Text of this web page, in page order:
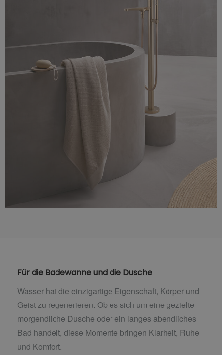
Für die Badewanne und die Dusche
Wasser hat die einzigartige Eigenschaft, Körper und
Geist zu regenerieren. Ob es sich um eine gezielte
morgendliche Dusche oder ein langes abendliches
Bad handelt, diese Momente bringen Klarheit, Ruhe
und Komfort.